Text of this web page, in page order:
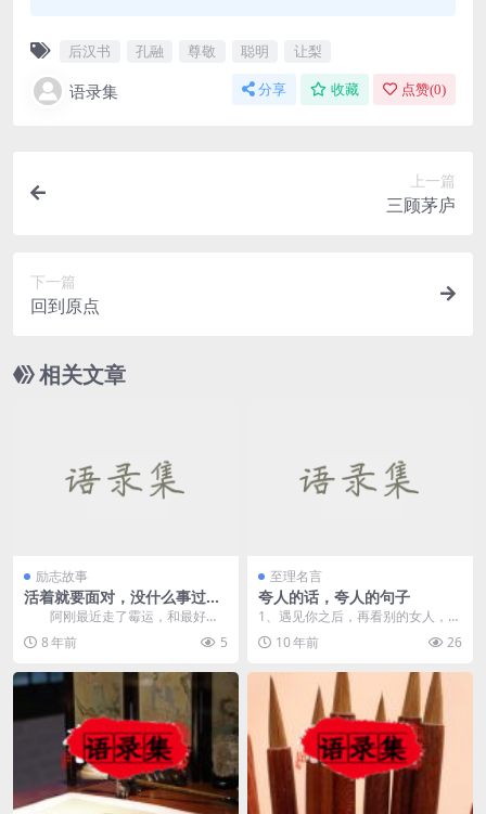
后汉书 孔融 尊敬 聪明 让梨
语录集 分享 收藏 点赞(0)
上一篇
三顾茅庐
下一篇
回到原点
相关文章
励志故事
活着就要面对，没什么事过不
去！
阿刚最近走了霉运，和最好的
朋友合伙做生意却被朋友骗了。无
意间回家，却把妻子和...
8 年前 5
至理名言
夸人的话，夸人的句子
1、遇见你之后，再看别的女人，就
好象在侮辱自己的眼睛！ 2、清澈
明...10 年前 26